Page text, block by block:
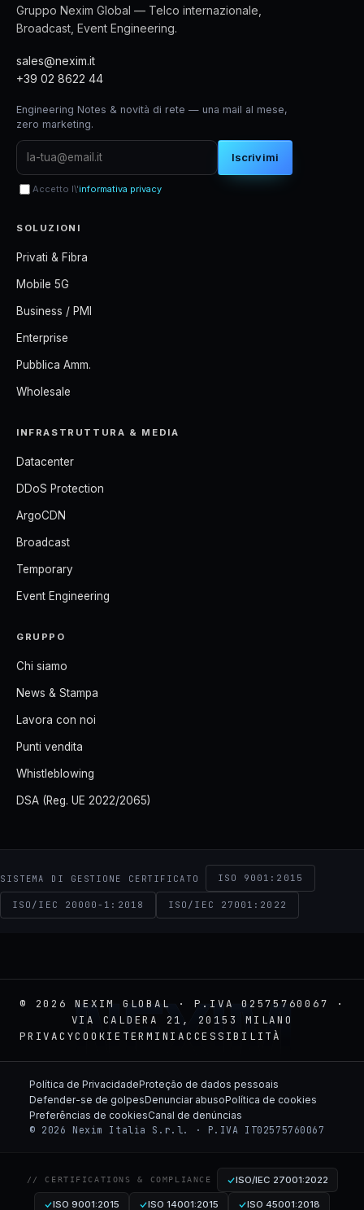
Gruppo Nexim Global — Telco internazionale,
Broadcast, Event Engineering.
sales@nexim.it
+39 02 8622 44
Engineering Notes & novità di rete — una mail al mese,
zero marketing.
Iscrivimi
Accetto l\'informativa privacy
SOLUZIONI
Privati & Fibra
Mobile 5G
Business / PMI
Enterprise
Pubblica Amm.
Wholesale
INFRASTRUTTURA & MEDIA
Datacenter
DDoS Protection
ArgoCDN
Broadcast
Temporary
Event Engineering
GRUPPO
Chi siamo
News & Stampa
Lavora con noi
Punti vendita
Whistleblowing
DSA (Reg. UE 2022/2065)
SISTEMA DI GESTIONE CERTIFICATO ISO 9001:2015
ISO/IEC 20000-1:2018 ISO/IEC 27001:2022
© 2026 NEXIM GLOBAL · P.IVA 02575760067 ·
VIA CALDERA 21, 20153 MILANO
PRIVACYCOOKIE TERMINI ACCESSIBILITÀ
NEXIM
Política de PrivacidadeProteção de dados pessoais
Defender-se de golpesDenunciar abusoPolítica de cookies
Preferências de cookiesCanal de denúncias
© 2026 Nexim Italia S.r.l. · P.IVA IT02575760067
// CERTIFICATIONS & COMPLIANCE ISO/IEC 27001:2022
ISO 9001:2015 ISO 14001:2015 ISO 45001:2018